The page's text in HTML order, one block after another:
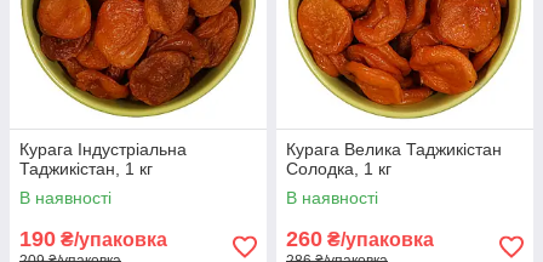
Курага Індустріальна
Таджикістан, 1 кг
В наявності
190 ₴/упаковка
Курага Велика Таджикістан
Солодка, 1 кг
В наявності
260 ₴/упаковка